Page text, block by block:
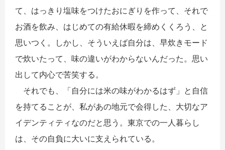
て、はっきり塩味をつけたおにぎりを作って、それで
お酒を飲み、はじめての有給休暇を締めくくろう、と
思いつく。しかし、そういえば自分は、早炊きモード
で炊いたって、味の違いがわからないんだった。思い
出して内心で苦笑する。
それでも、「自分には米の味がわかるはず」と自信
を持てることが、私があの地元で会得した、大切なア
イデンティティなのだと思う。東京での一人暮らし
は、その自負に大いに支えられている。